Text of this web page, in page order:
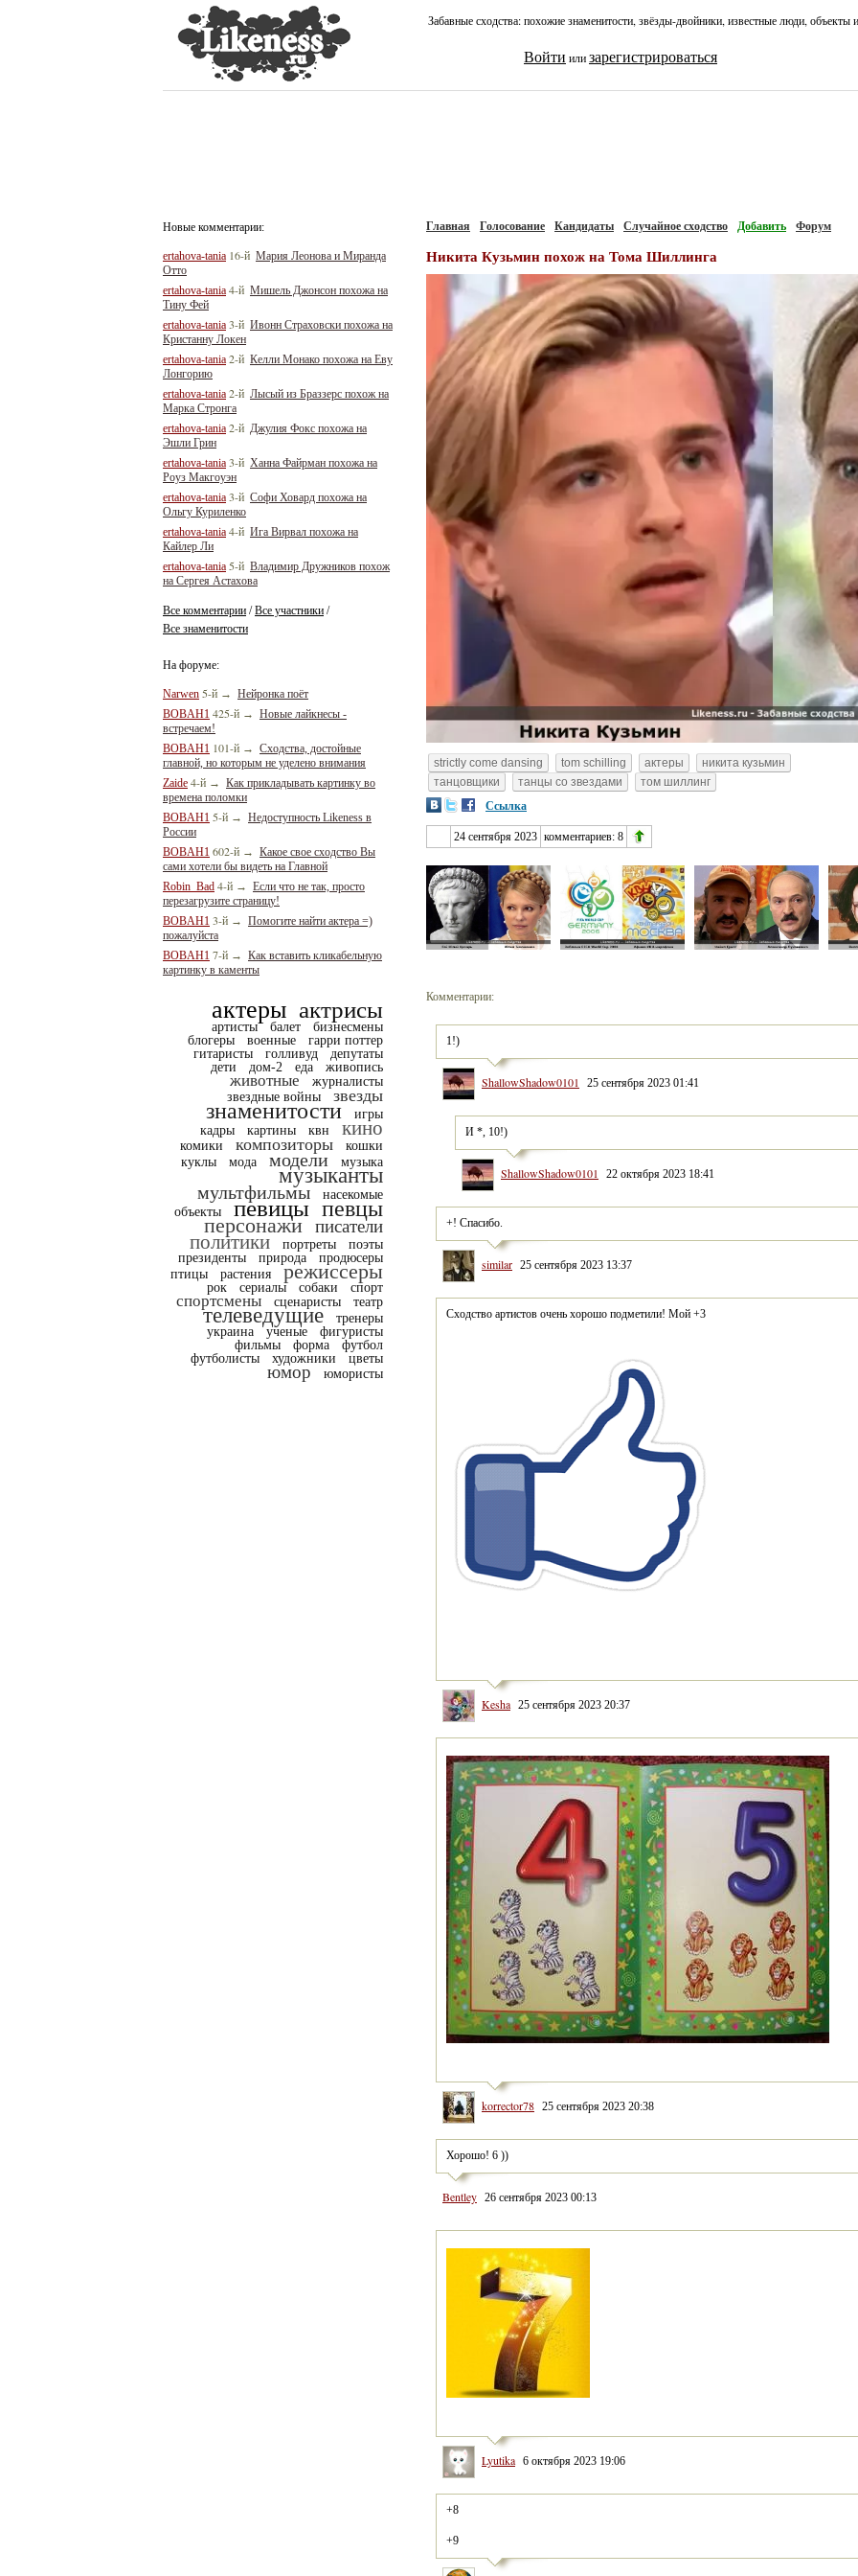
Забавные сходства: похожие знаменитости, звёзды-двойники, известные люди, объекты
Войти или зарегистрироваться
Новые комментарии:
ertahova-tania 16-й Мария Леонова и Миранда
Отто
ertahova-tania 4-й Мишель Джонсон похожа на
Тину Фей
ertahova-tania 3-й Ивонн Страховски похожа на
Кристанну Локен
ertahova-tania 2-й Келли Монако похожа на Еву
Лонгорию
ertahova-tania 2-й Лысый из Браззерс похож на
Марка Стронга
ertahova-tania 2-й Джулия Фокс похожа на
Эшли Грин
ertahova-tania 3-й Ханна Файрман похожа на
Роуз Макгоуэн
ertahova-tania 3-й Софи Ховард похожа на
Ольгу Куриленко
ertahova-tania 4-й Ига Вирвал похожа на
Кайлер Ли
ertahova-tania 5-й Владимир Дружников похож
на Сергея Астахова
Все комментарии /Все участники /
Все знаменитости
На форуме:
Narwen 5-й → Нейронка поёт
BOBAH1 425-й → Новые лайкнесы -
встречаем!
BOBAH1 101-й → Сходства, достойные
главной, но которым не уделено внимания
Zaide 4-й → Как прикладывать картинку во
времена поломки
BOBAH1 5-й → Недоступность Likeness в
России
BOBAH1 602-й → Какое свое сходство Вы
сами хотели бы видеть на Главной
Robin_Bad 4-й → Если что не так, просто
перезагрузите страницу!
BOBAH1 3-й → Помогите найти актера =)
пожалуйста
BOBAH1 7-й → Как вставить кликабельную
картинку в каменты
актеры актрисы
артисты балет
бизнесмены
блогеры
военные
гарри поттер
гитаристы
голливуд
депутаты
дети
дом-2 еда живопись
животные
журналисты
звездные войны
звезды
знаменитости
игры
кадры
картины квн кино
комики композиторы
кошки
куклы
мода модели музыка
музыканты
мультфильмы
насекомые
объекты
певицы певцы
персонажи писатели
политики портреты
поэты
президенты
природа
продюсеры
птицы
растения режиссеры
рок сериалы собаки спорт
спортсмены сценаристы театр
телеведущие
тренеры
украина
ученые
фигуристы
фильмы
форма
футбол
футболисты
художники цветы
юмор юмористы
Главная Голосование Кандидаты Случайное сходство Добавить Форум
Никита Кузьмин похож на Тома Шиллинга
strictly come dansing tom schilling актеры
никита кузьмин
танцовщики
танцы со звездами
том шиллинг
Ссылка
24 сентября 2023 комментариев: 8
Комментарии:
1!)
ShallowShadow0101 25 сентября 2023 01:41
И *, 10!)
ShallowShadow0101 22 октября 2023 18:41
+! Спасибо.
similar 25 сентября 2023 13:37
Kesha 25 сентября 2023 20:37
korrector78 25 сентября 2023 20:38
Хорошо! 6 ))
Bentley 26 сентября 2023 00:13
Lyutika 6 октября 2023 19:06
+9